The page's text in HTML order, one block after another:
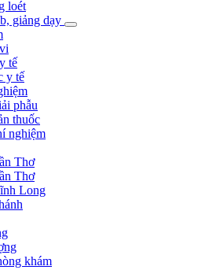
loét
giảng dạy
tế
y tế
phẫu
thuốc
nghiệm
Thơ
Thơ
Long
khám